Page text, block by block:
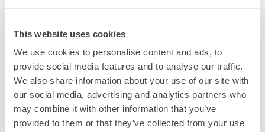
This website uses cookies
We use cookies to personalise content and ads, to
provide social media features and to analyse our traffic.
We also share information about your use of our site with
our social media, advertising and analytics partners who
may combine it with other information that you’ve
provided to them or that they’ve collected from your use
JR前橋駅コインロッカー
スマホからお店と日時を
全国1,000箇所以上と提携
北は北海道から南は沖縄まで都市部を中心に全国で利用可能なサービスです
バッグサイズ
¥500/
最大辺が45cm未満の大きさのお荷物（リュック、ハンド
バッグ、お手荷物など）
よくあるご質問